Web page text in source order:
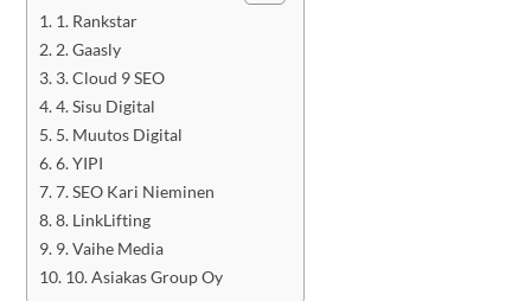
1. Rankstar
2. Gaasly
3. Cloud 9 SEO
4. Sisu Digital
5. Muutos Digital
6. YIPI
7. SEO Kari Nieminen
8. LinkLifting
9. Vaihe Media
10. Asiakas Group Oy